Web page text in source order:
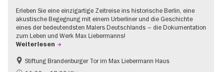
Erleben Sie eine einzigartige Zeitreise ins historische Berlin, eine
akustische Begegnung mit einem Urberliner und die Geschichte
eines der bedeutendsten Malers Deutschlands – die Dokumentation
zum Leben und Werk Max Liebermanns!
Weiterlesen
Geschichte
Stiftung Brandenburger Tor im Max Liebermann Haus